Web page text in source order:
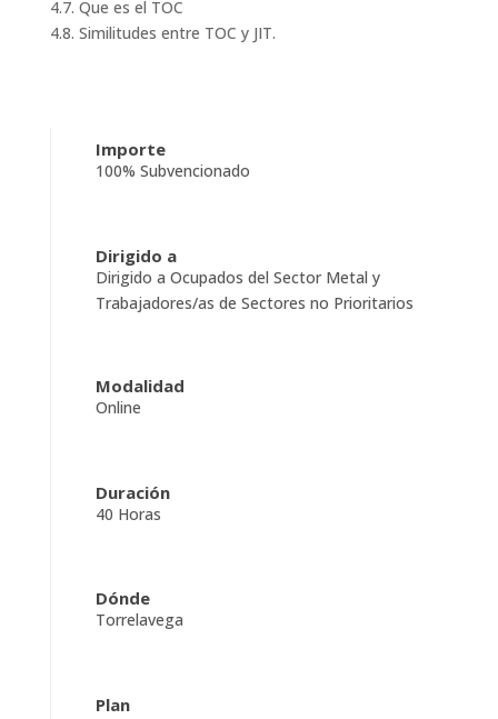
4.7. Que es el TOC
4.8. Similitudes entre TOC y JIT.
Importe
100% Subvencionado
Dirigido a
Dirigido a Ocupados del Sector Metal y
Trabajadores/as de Sectores no Prioritarios
Modalidad
Online
Duración
40 Horas
Dónde
Torrelavega
Plan